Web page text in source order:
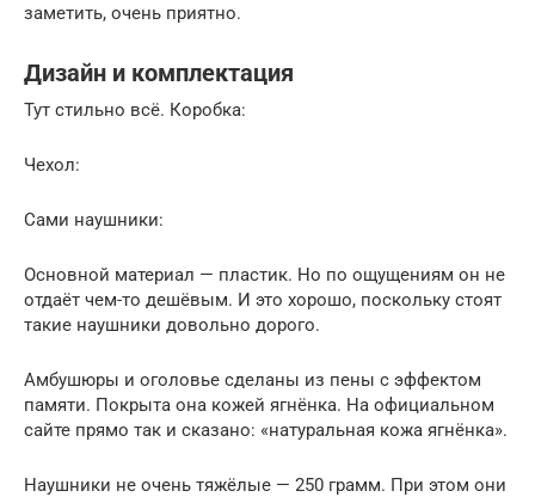
заметить, очень приятно.
Дизайн и комплектация
Тут стильно всё. Коробка:
Чехол:
Сами наушники:
Основной материал — пластик. Но по ощущениям он не
отдаёт чем-то дешёвым. И это хорошо, поскольку стоят
такие наушники довольно дорого.
Амбушюры и оголовье сделаны из пены с эффектом
памяти. Покрыта она кожей ягнёнка. На официальном
сайте прямо так и сказано: «натуральная кожа ягнёнка».
Наушники не очень тяжёлые — 250 грамм. При этом они